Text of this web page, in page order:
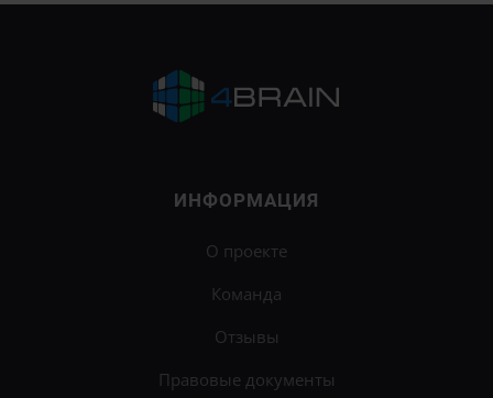
ИНФОРМАЦИЯ
О проекте
Команда
Отзывы
Правовые документы